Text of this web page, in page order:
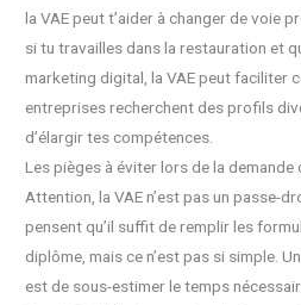
la VAE peut t’aider à changer de voie
si tu travailles dans la restauration et
marketing digital, la VAE peut faciliter
entreprises recherchent des profils
d’élargir tes compétences.
Les pièges à éviter lors de la demande
Attention, la VAE n’est pas un passe-
pensent qu’il suffit de remplir les
diplôme, mais ce n’est pas si simple.
est de sous-estimer le temps